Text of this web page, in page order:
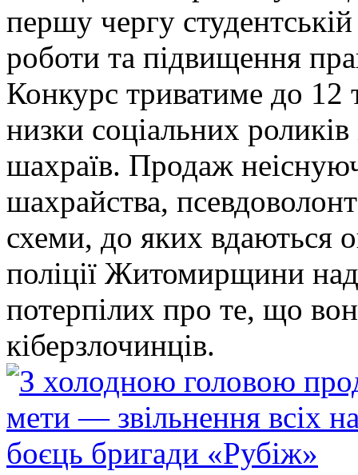
першу чергу
роботи та підвищення
Конкурс триватиме до 12
низки соціальних
шахраїв. Продаж
шахрайства,
схеми, до яких
поліції Житомирщини
потерпілих про те, що
кіберзлочинців.